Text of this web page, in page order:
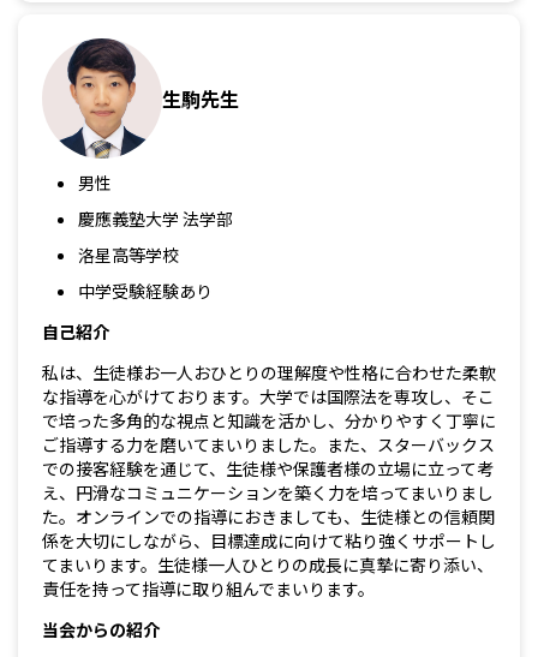
生駒先生
男性
慶應義塾大学 法学部
洛星高等学校
中学受験経験あり
自己紹介
私は、生徒様お一人おひとりの理解度や性格に合わせた柔軟
な指導を心がけております。大学では国際法を専攻し、そこ
で培った多角的な視点と知識を活かし、分かりやすく丁寧に
ご指導する力を磨いてまいりました。また、スターバックス
での接客経験を通じて、生徒様や保護者様の立場に立って考
え、円滑なコミュニケーションを築く力を培ってまいりまし
た。オンラインでの指導におきましても、生徒様との信頼関
係を大切にしながら、目標達成に向けて粘り強くサポートし
てまいります。生徒様一人ひとりの成長に真摯に寄り添い、
責任を持って指導に取り組んでまいります。
当会からの紹介